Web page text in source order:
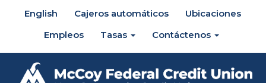
English Cajeros automáticos
Ubicaciones
Empleos
Tasas Contáctenos